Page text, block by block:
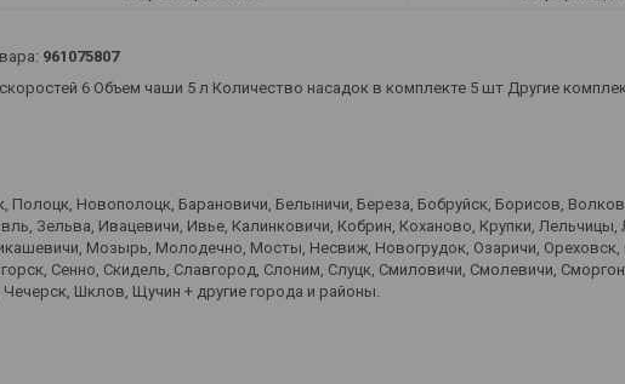
961075807
6 Объем чаши 5 л Количество насадок в комплекте 5 шт Другие
Полоцк, Новополоцк, Барановичи, Белыничи, Береза, Бобруйск, Борисов,
Зельва, Ивацевичи, Ивье, Калинковичи, Кобрин, Коханово, Крупки, Лельчицы,
Мозырь, Молодечно, Мосты, Несвиж, Новогрудок, Озаричи,
Сенно, Скидель, Славгород, Слоним, Слуцк, Смиловичи, Смолевичи,
Шклов, Щучин + другие города и районы.